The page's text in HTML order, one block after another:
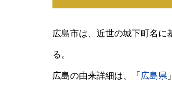
広島市は、近世の城下町名に
る。
広島の由来詳細は、「 広島県